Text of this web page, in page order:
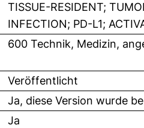
TISSUE-RESIDENT;
INFECTION; PD-L1;
600 Technik, Medizin,
Veröffentlicht
Ja, diese Version wurde
Ja